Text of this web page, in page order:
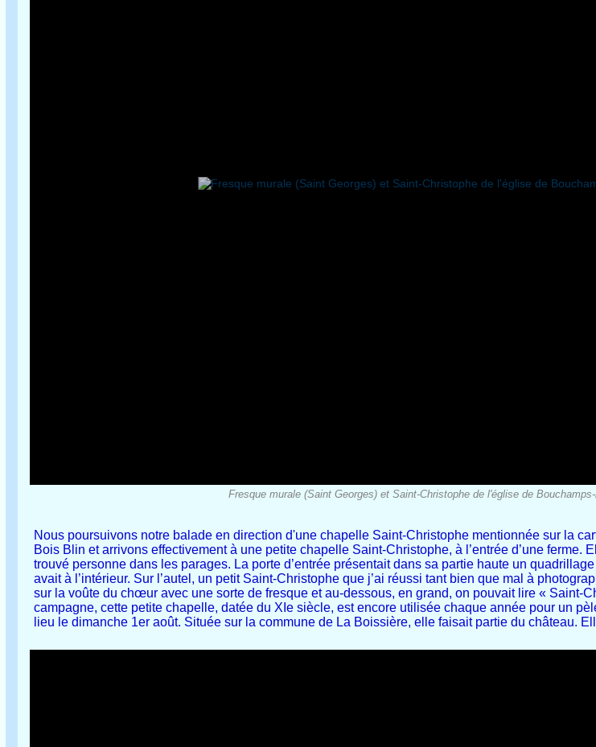
Fresque murale (Saint Georges) et Saint-Christophe de l'église de
Nous poursuivons notre balade en direction d'une chapelle Saint-Christophe mentionnée sur la
Bois Blin et arrivons effectivement à une petite chapelle Saint-Christophe, à l’entrée d’une ferme.
trouvé personne dans les parages. La porte d’entrée présentait dans sa partie haute un
avait à l’intérieur. Sur l’autel, un petit Saint-Christophe que j’ai réussi tant bien que mal à
sur la voûte du chœur avec une sorte de fresque et au-dessous, en grand, on pouvait lire « Saint-
campagne, cette petite chapelle, datée du XIe siècle, est encore utilisée chaque année pour un
lieu le dimanche 1er août. Située sur la commune de La Boissière, elle faisait partie du château.